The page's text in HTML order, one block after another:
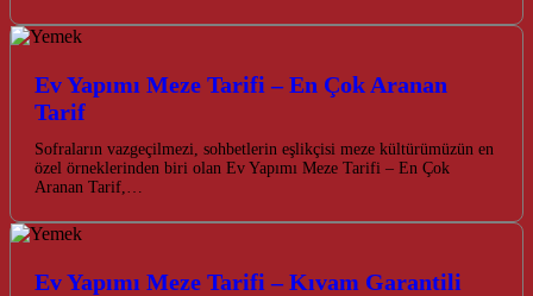
Ev Yapımı Meze Tarifi – En Çok Aranan
Tarif
Sofraların vazgeçilmezi, sohbetlerin eşlikçisi meze kültürümüzün en
özel örneklerinden biri olan Ev Yapımı Meze Tarifi – En Çok
Aranan Tarif,…
Ev Yapımı Meze Tarifi – Kıvam Garantili